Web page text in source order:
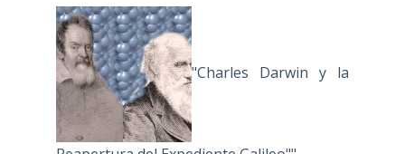
"Charles Darwin y la